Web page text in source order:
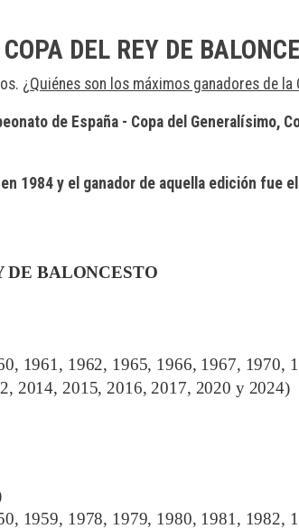
DEL REY DE
¿Quiénes son los máximos ganadores de la
de España - Copa del Generalísimo,
1984 y el ganador de aquella edición fue
DE BALONCESTO
1961, 1962, 1965, 1966, 1967, 1970,
2014, 2015, 2016, 2017, 2020 y 2024)
1959, 1978, 1979, 1980, 1981, 1982,